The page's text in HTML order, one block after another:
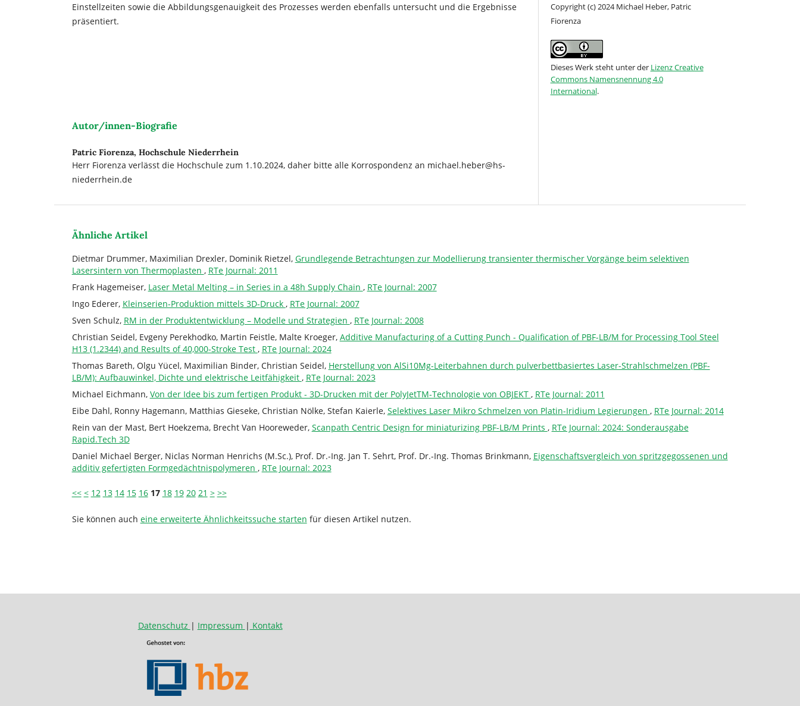
Einstellzeiten sowie die Abbildungsgenauigkeit des Prozesses werden ebenfalls untersucht und die Ergebnisse
präsentiert.
Autor/innen-Biografie
Patric Fiorenza, Hochschule Niederrhein
Herr Fiorenza verlässt die Hochschule zum 1.10.2024, daher bitte alle Korrospondenz an michael.heber@hs-
niederrhein.de
Copyright (c) 2024 Michael Heber, Patric
Fiorenza
Dieses Werk steht unter der Lizenz Creative
Commons Namensnennung 4.0
International.
Ähnliche Artikel
Dietmar Drummer, Maximilian Drexler, Dominik Rietzel, Grundlegende Betrachtungen zur Modellierung transienter thermischer Vorgänge beim selektiven
Lasersintern von Thermoplasten , RTe Journal: 2011
Frank Hagemeiser, Laser Metal Melting – in Series in a 48h Supply Chain , RTe Journal: 2007
Ingo Ederer, Kleinserien-Produktion mittels 3D-Druck , RTe Journal: 2007
Sven Schulz, RM in der Produktentwicklung – Modelle und Strategien , RTe Journal: 2008
Christian Seidel, Evgeny Perekhodko, Martin Feistle, Malte Kroeger, Additive Manufacturing of a Cutting Punch - Qualification of PBF-LB/M for Processing Tool Steel
H13 (1.2344) and Results of 40,000-Stroke Test , RTe Journal: 2024
Thomas Bareth, Olgu Yücel, Maximilian Binder, Christian Seidel, Herstellung von AlSi10Mg-Leiterbahnen durch pulverbettbasiertes Laser-Strahlschmelzen (PBF-
LB/M): Aufbauwinkel, Dichte und elektrische Leitfähigkeit , RTe Journal: 2023
Michael Eichmann, Von der Idee bis zum fertigen Produkt - 3D-Drucken mit der PolyJetTM-Technologie von OBJEKT , RTe Journal: 2011
Eibe Dahl, Ronny Hagemann, Matthias Gieseke, Christian Nölke, Stefan Kaierle, Selektives Laser Mikro Schmelzen von Platin-Iridium Legierungen , RTe Journal: 2014
Rein van der Mast, Bert Hoekzema, Brecht Van Hooreweder, Scanpath Centric Design for miniaturizing PBF-LB/M Prints , RTe Journal: 2024: Sonderausgabe
Rapid.Tech 3D
Daniel Michael Berger, Niclas Norman Henrichs (M.Sc.), Prof. Dr.-Ing. Jan T. Sehrt, Prof. Dr.-Ing. Thomas Brinkmann, Eigenschaftsvergleich von spritzgegossenen und
additiv gefertigten Formgedächtnispolymeren , RTe Journal: 2023
<< < 12 13 14 15 16 17 18 19 20 21 > >>
Sie können auch eine erweiterte Ähnlichkeitssuche starten für diesen Artikel nutzen.
Datenschutz | Impressum | Kontakt